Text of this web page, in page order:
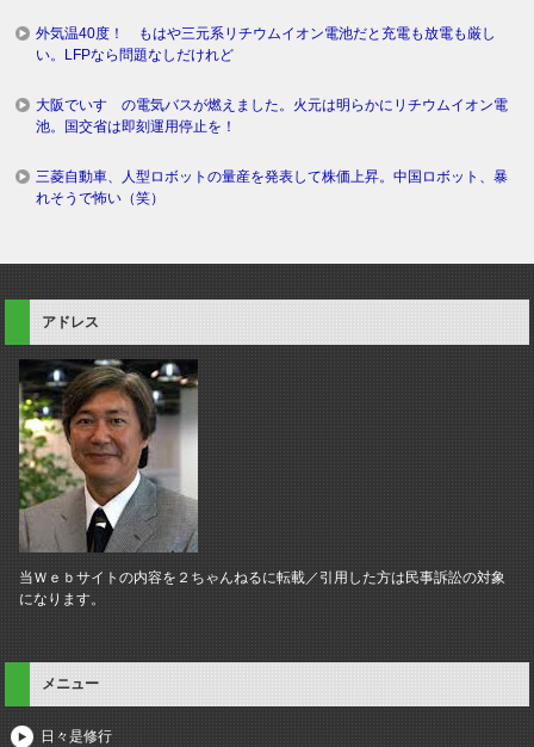
外気温40度！ もはや三元系リチウムイオン電池だと充電も放電も厳し
い。LFPなら問題なしだけれど
大阪でいすゞの電気バスが燃えました。火元は明らかにリチウムイオン電
池。国交省は即刻運用停止を！
三菱自動車、人型ロボットの量産を発表して株価上昇。中国ロボット、暴
れそうで怖い（笑）
アドレス
当Ｗｅｂサイトの内容を２ちゃんねるに転載／引用した方は民事訴訟の対象
になります。
メニュー
日々是修行